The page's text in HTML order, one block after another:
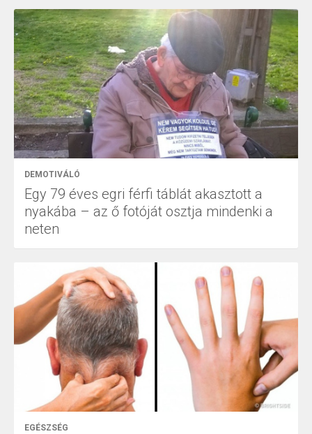
DEMOTIVÁLÓ
Egy 79 éves egri férfi táblát akasztott a
nyakába – az ő fotóját osztja mindenki a
neten
EGÉSZSÉG